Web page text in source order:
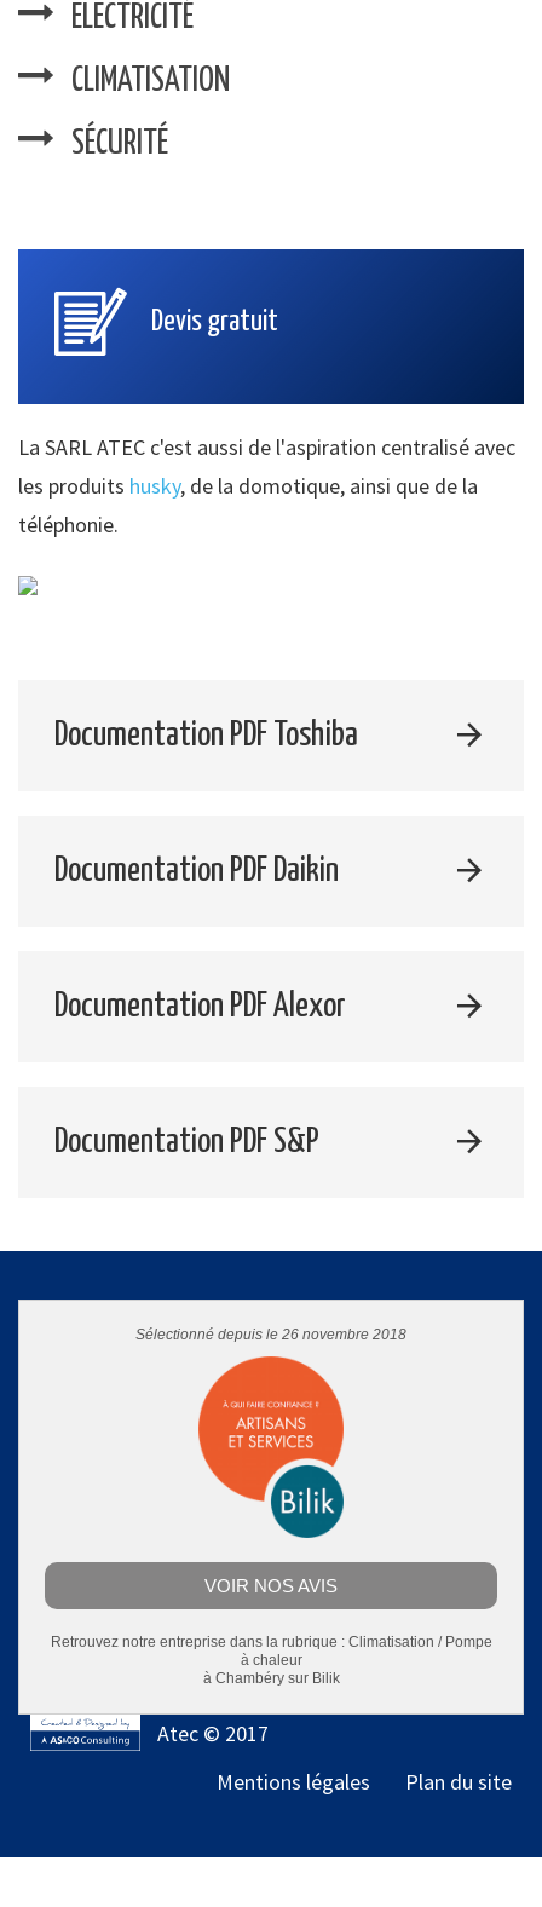
ELECTRICITÉ
CLIMATISATION
SÉCURITÉ
Devis gratuit
La SARL ATEC c'est aussi de l'aspiration centralisé avec
les produits husky, de la domotique, ainsi que de la
téléphonie.
Documentation PDF Toshiba
Documentation PDF Daikin
Documentation PDF Alexor
Documentation PDF S&P
Sélectionné depuis le 26 novembre 2018
VOIR NOS AVIS
Retrouvez notre entreprise dans la rubrique : Climatisation / Pompe
à chaleur
à Chambérysur Bilik
Atec © 2017
Mentions légales
Plan du site